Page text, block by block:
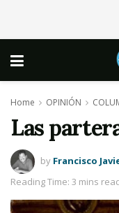
Home OPINIÓN
Las
by Francisco
Reading Time: 3 mins